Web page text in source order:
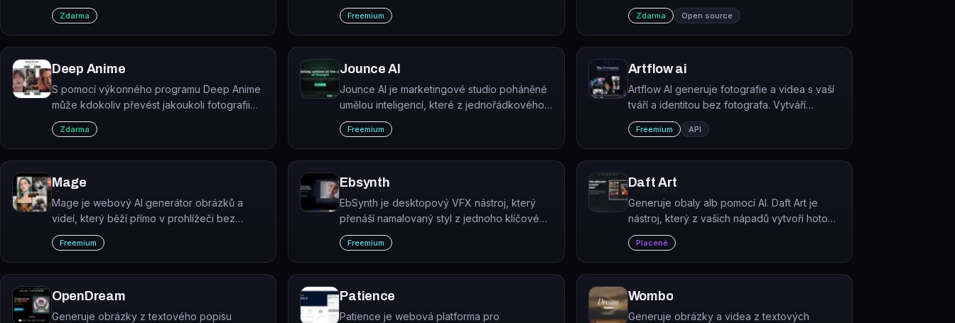
Výsledky jsou vhodné pro herní assety,
avatary nebo retro design.
Zdarma
Jde o čínskou all-in-one designovou
platformu 志设网 (Zhishe) zaměřenou na
grafické designéry.
Freemium
modelů Stable Diffusion, určený k provozu
lokálně na vlastním hardware.
Zdarma Open source
Deep Anime
S pomocí výkonného programu Deep Anime
může kdokoliv převést jakoukoli fotografii
do krásného anime scénáře.
Zdarma
Jounce AI
Jounce AI je marketingové studio poháněné
umělou inteligencí, které z jednořádkového
promptu generuje texty, vizuály a kampaně
připravené k publikaci.
Freemium
Artflow ai
Artflow AI generuje fotografie a videa s vaší
tváří a identitou bez fotografa. Vytváří
konzistentní vizuální obsah pro osobní
značku, sociální sítě a marketing.
Freemium API
Mage
Mage je webový AI generátor obrázků a
videí, který běží přímo v prohlížeči bez
instalace a staví na open-source modelech
jako Stable Diffusion a Flux.
Freemium
Ebsynth
EbSynth je desktopový VFX nástroj, který
přenáší namalovaný styl z jednoho klíčového
snímku na celé video pomocí syntézy textur.
Freemium
Daft Art
Generuje obaly alb pomocí AI. Daft Art je
nástroj, který z vašich nápadů vytvoří hotový
artwork pro album nebo singl během
několika minut.
Placené
OpenDream
Generuje obrázky z textového popisu
Patience
Patience je webová platforma pro
Wombo
Generuje obrázky a videa z textových